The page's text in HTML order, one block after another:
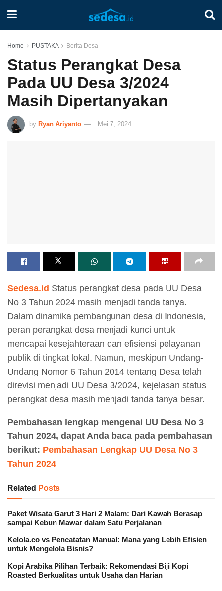
Home PUSTAKA Berita Desa
Status Perangkat Desa
Pada UU Desa 3/2024
Masih Dipertanyakan
by Ryan Ariyanto Mei 7, 2024
Sedesa.id Status perangkat desa pada UU Desa
No 3 Tahun 2024 masih menjadi tanda tanya.
Dalam dinamika pembangunan desa di Indonesia,
peran perangkat desa menjadi kunci untuk
mencapai kesejahteraan dan efisiensi pelayanan
publik di tingkat lokal. Namun, meskipun Undang-
Undang Nomor 6 Tahun 2014 tentang Desa telah
direvisi menjadi UU Desa 3/2024, kejelasan status
perangkat desa masih menjadi tanda tanya besar.
Pembahasan lengkap mengenai UU Desa No 3
Tahun 2024, dapat Anda baca pada pembahasan
berikut: Pembahasan Lengkap UU Desa No 3
Tahun 2024
Related Posts
Paket Wisata Garut 3 Hari 2 Malam: Dari Kawah Berasap
sampai Kebun Mawar dalam Satu Perjalanan
Kelola.co vs Pencatatan Manual: Mana yang Lebih Efisien
untuk Mengelola Bisnis?
Kopi Arabika Pilihan Terbaik: Rekomendasi Biji Kopi
Roasted Berkualitas untuk Usaha dan Harian